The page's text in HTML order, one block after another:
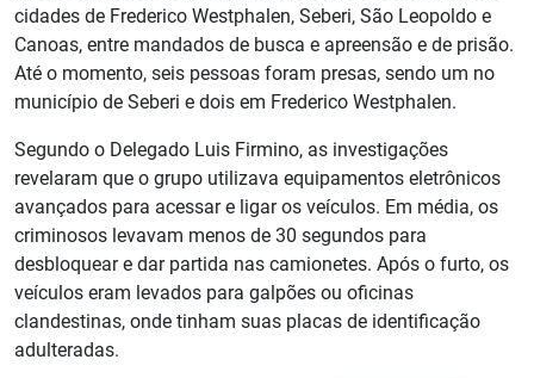
cidades de Frederico Westphalen, Seberi, São Leopoldo e
Canoas, entre mandados de busca e apreensão e de prisão.
Até o momento, seis pessoas foram presas, sendo um no
município de Seberi e dois em Frederico Westphalen.
Segundo o Delegado Luis Firmino, as investigações
revelaram que o grupo utilizava equipamentos eletrônicos
avançados para acessar e ligar os veículos. Em média, os
criminosos levavam menos de 30 segundos para
desbloquear e dar partida nas camionetes. Após o furto, os
veículos eram levados para galpões ou oficinas
clandestinas, onde tinham suas placas de identificação
adulteradas.